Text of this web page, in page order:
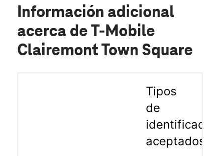
Información adicional
acerca de T-Mobile
Clairemont Town Square
Tipos
de
aceptados